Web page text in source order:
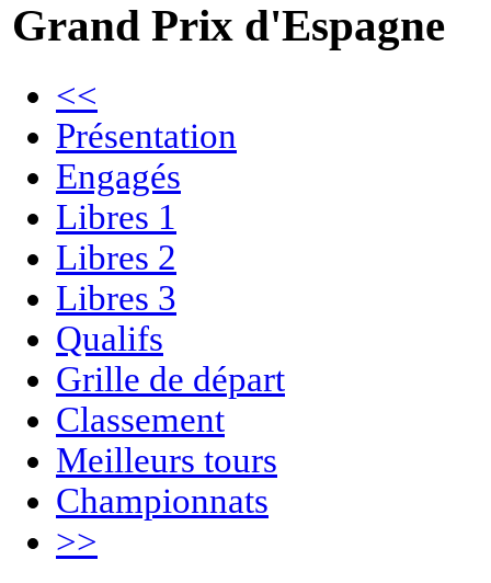
Grand Prix d'Espagne
<<
Présentation
Engagés
Libres 1
Libres 2
Libres 3
Qualifs
Grille de départ
Classement
Meilleurs tours
Championnats
>>